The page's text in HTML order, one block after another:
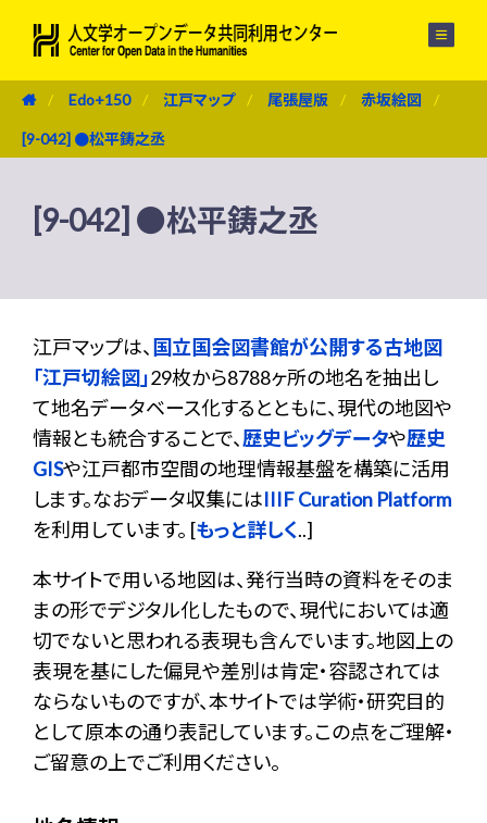
Edo+150 江戸マップ 尾張屋版 赤坂絵図
[9-042] ●松平鋳之丞
[9-042] ●松平鋳之丞
江戸マップは、 国立国会図書館が公開する古地図
「江戸切絵図」29枚から8788ヶ所の地名を抽出し
て地名データベース化するとともに、現代の地図や
情報とも統合することで、歴史ビッグデータや歴史
GISや江戸都市空間の地理情報基盤を構築に活用
します。なおデータ収集にはIIIF Curation Platform
を利用しています。 [もっと詳しく..]
本サイトで用いる地図は、発行当時の資料をそのま
まの形でデジタル化したもので、現代においては適
切でないと思われる表現も含んでいます。地図上の
表現を基にした偏見や差別は肯定・容認されては
ならないものですが、本サイトでは学術・研究目的
として原本の通り表記しています。この点をご理解・
ご留意の上でご利用ください。